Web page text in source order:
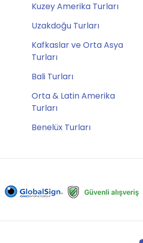
Kuzey Amerika Turları
Uzakdoğu Turları
Kafkaslar ve Orta Asya
Turları
Bali Turları
Orta & Latin Amerika
Turları
Benelüx Turları